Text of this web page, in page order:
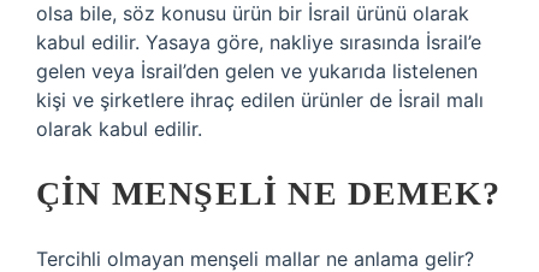
olsa bile, söz konusu ürün bir İsrail ürünü olarak
kabul edilir. Yasaya göre, nakliye sırasında İsrail’e
gelen veya İsrail’den gelen ve yukarıda listelenen
kişi ve şirketlere ihraç edilen ürünler de İsrail malı
olarak kabul edilir.
ÇIN MENŞELI NE DEMEK?
Tercihli olmayan menşeli mallar ne anlama gelir?